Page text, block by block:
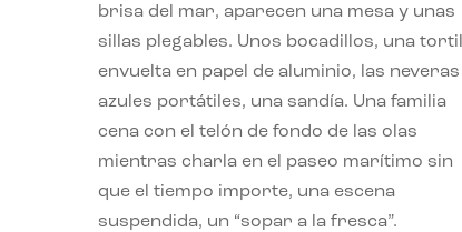
brisa del mar, aparecen una mesa y unas
sillas plegables. Unos bocadillos, una
envuelta en papel de aluminio, las neveras
azules portátiles, una sandía. Una familia
cena con el telón de fondo de las olas
mientras charla en el paseo marítimo sin
que el tiempo importe, una escena
suspendida, un “sopar a la fresca”.